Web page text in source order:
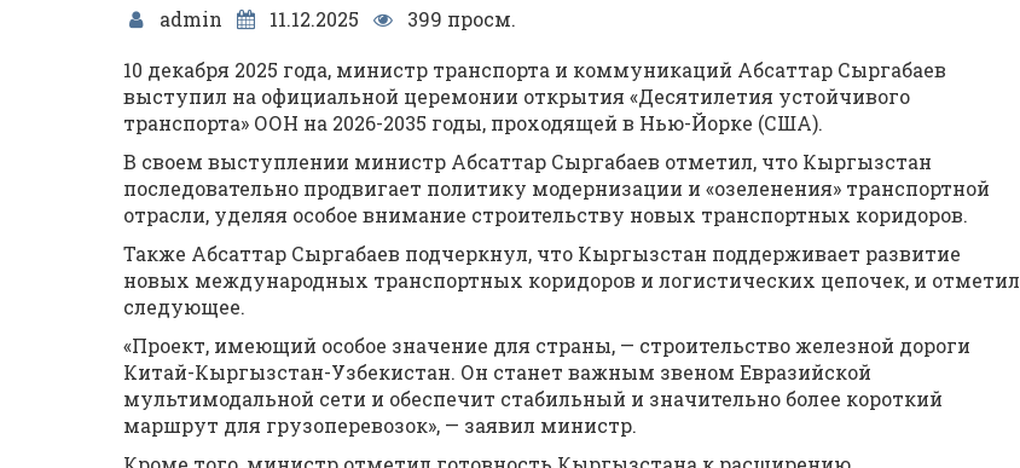
admin 11.12.2025
399 просм.
10 декабря 2025 года, министр транспорта и коммуникаций Абсаттар Сыргабаев
выступил на официальной церемонии открытия «Десятилетия устойчивого
транспорта» ООН на 2026-2035 годы, проходящей в Нью-Йорке (США).
В своем выступлении министр Абсаттар Сыргабаев отметил, что Кыргызстан
последовательно продвигает политику модернизации и «озеленения» транспортной
отрасли, уделяя особое внимание строительству новых транспортных коридоров.
Также Абсаттар Сыргабаев подчеркнул, что Кыргызстан поддерживает развитие
новых международных транспортных коридоров и логистических цепочек, и отметил
следующее.
«Проект, имеющий особое значение для страны, — строительство железной дороги
Китай-Кыргызстан-Узбекистан. Он станет важным звеном Евразийской
мультимодальной сети и обеспечит стабильный и значительно более короткий
маршрут для грузоперевозок», — заявил министр.